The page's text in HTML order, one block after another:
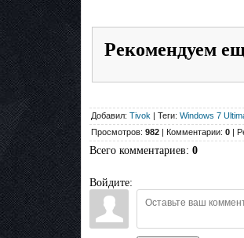
Рекомендуем
Добавил: Tivok | Теги: Windows 7
Просмотров: 982 | Комментарии: 0 |
Всего комментариев: 0
Войдите: